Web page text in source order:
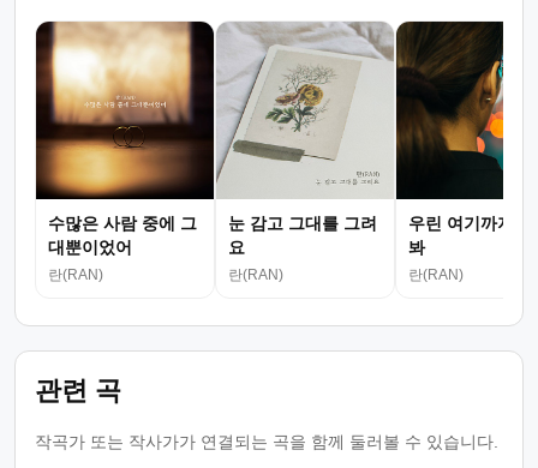
수많은 사람 중에 그
대뿐이었어
란(RAN)
눈 감고 그대를 그려
요
란(RAN)
우린 여기까지였
봐
란(RAN)
관련 곡
작곡가 또는 작사가가 연결되는 곡을 함께 둘러볼 수 있습니다.